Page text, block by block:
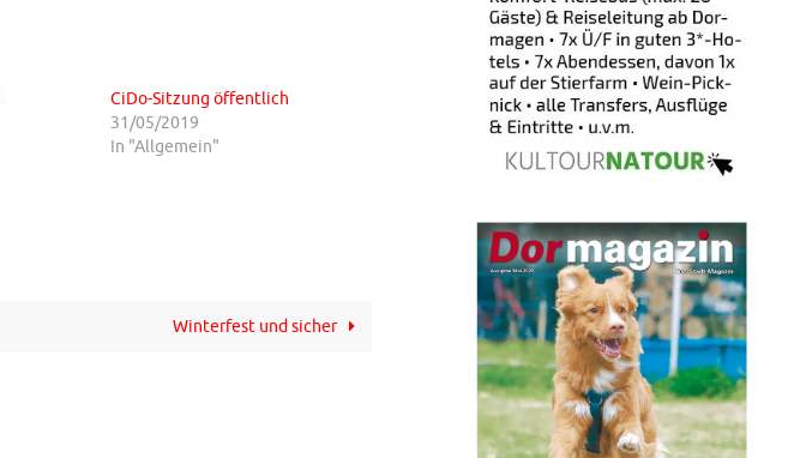
CiDo-Sitzung öffentlich
31/05/2019
In "Allgemein"
Winterfest und sicher